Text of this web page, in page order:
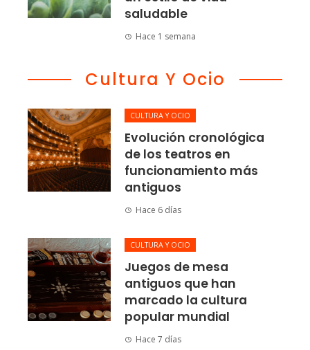
saludable
Hace 1 semana
Cultura Y Ocio
CULTURA Y OCIO
Evolución cronológica
de los teatros en
funcionamiento más
antiguos
Hace 6 días
CULTURA Y OCIO
Juegos de mesa
antiguos que han
marcado la cultura
popular mundial
Hace 7 días